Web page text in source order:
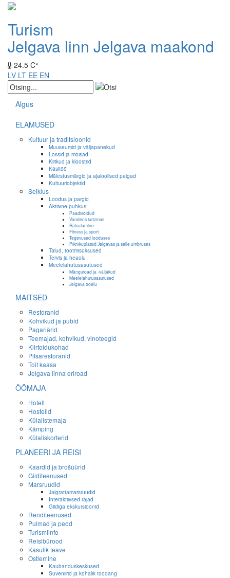
Turism
Jelgava linn Jelgava maakond
24.5 C°
LV LT EE EN
Algus
ELAMUSED
Kultuur ja traditsioonid
Muuseumid ja väljapanekud
Lossid ja mõisad
Kirikud ja kloostrid
Käsitöö
Mälestusmärgid ja ajaloolised paigad
Kultuuriobjektid
Seiklus
Loodus ja pargid
Aktiivne puhkus
Paadisõidud
Vandens turizmas
Ratsutamine
Fitness ja sport
Tegevused looduses
Piknikuplatsid Jelgavas ja selle ümbruses
Talud, tootmisüksused
Tervis ja heaolu
Meelelahutusasutused
Mängutoad ja -väljakud
Meelelahutusasutused
Jelgava ööelu
MAITSED
Restoranid
Kohvikud ja pubid
Pagariärid
Teemajad, kohvikud, vinoteegid
Kiirtoidukohad
Pitsarestoranid
Toit kaasa
Jelgava linna eriroad
ÖÖMAJA
Hotell
Hostelid
Külalistemaja
Kämping
Külaliskorterid
PLANEERI JA REISI
Kaardid ja brošüürid
Giiditeenused
Marsruudid
Jalgrattamarsruudid
Interaktiivsed rajad
Giidiga ekskursioonid
Renditeenused
Pulmad ja peod
Turismiinfo
Reisibürood
Kasulik teave
Ostlemine
Kaubanduskeskused
Suveniirid ja kohalik toodang